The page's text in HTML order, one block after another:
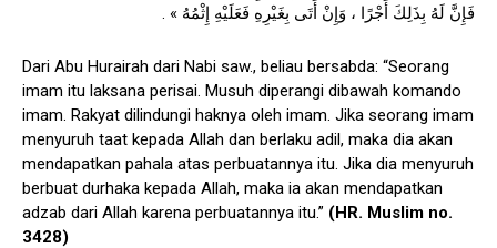
فَإِنَّ لَهُ بِذَلِكَ أَجْرًا ، وَإِنْ أَتَى بِغَيْرِهِ فَعَلَيْهِ إِثْمُهُ » .
Dari Abu Hurairah dari Nabi saw., beliau bersabda: “Seorang
imam itu laksana perisai. Musuh diperangi dibawah komando
imam. Rakyat dilindungi haknya oleh imam. Jika seorang imam
menyuruh taat kepada Allah dan berlaku adil, maka dia akan
mendapatkan pahala atas perbuatannya itu. Jika dia menyuruh
berbuat durhaka kepada Allah, maka ia akan mendapatkan
adzab dari Allah karena perbuatannya itu.” (HR. Muslim no.
3428)